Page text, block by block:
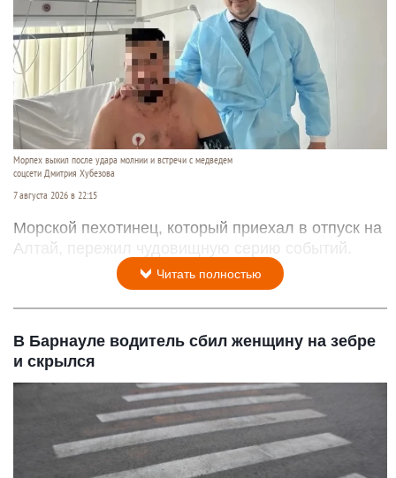
Морпех выжил после удара молнии и встречи с медведем
соцсети Дмитрия Хубезова
7 августа 2026 в 22:15
Морской пехотинец, который приехал в отпуск на
Алтай, пережил чудовищную серию событий.
Читать полностью
В Барнауле водитель сбил женщину на зебре
и скрылся